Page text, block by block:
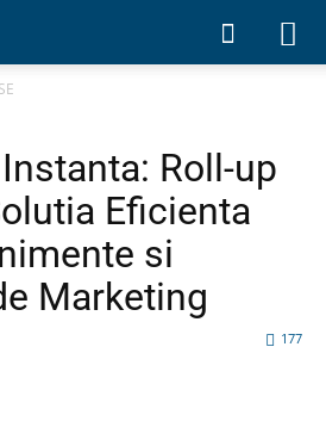
Roll-up
Eficienta
si
Marketing
177